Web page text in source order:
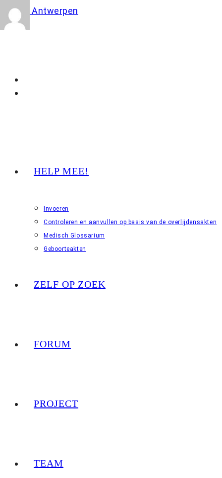
Ga
naar
HELP MEE!
Invoeren
Controleren en aanvullen op basis van de overlijdensakten
Medisch Glossarium
Geboorteakten
ZELF OP ZOEK
FORUM
PROJECT
TEAM